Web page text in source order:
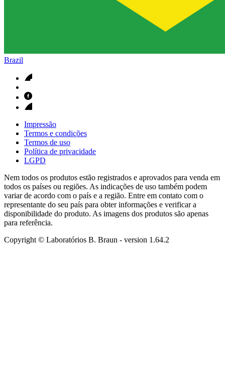
Brazil
Impressão
Termos e condições
Termos de uso
Política de privacidade
LGPD
Nem todos os produtos estão registrados e aprovados para venda em
todos os países ou regiões. As indicações de uso também podem
variar de acordo com o país e a região. Entre em contato com o
representante do seu país para obter informações e verificar a
disponibilidade do produto. As imagens dos produtos são apenas
para referência.
Copyright © Laboratórios B. Braun - version 1.64.2